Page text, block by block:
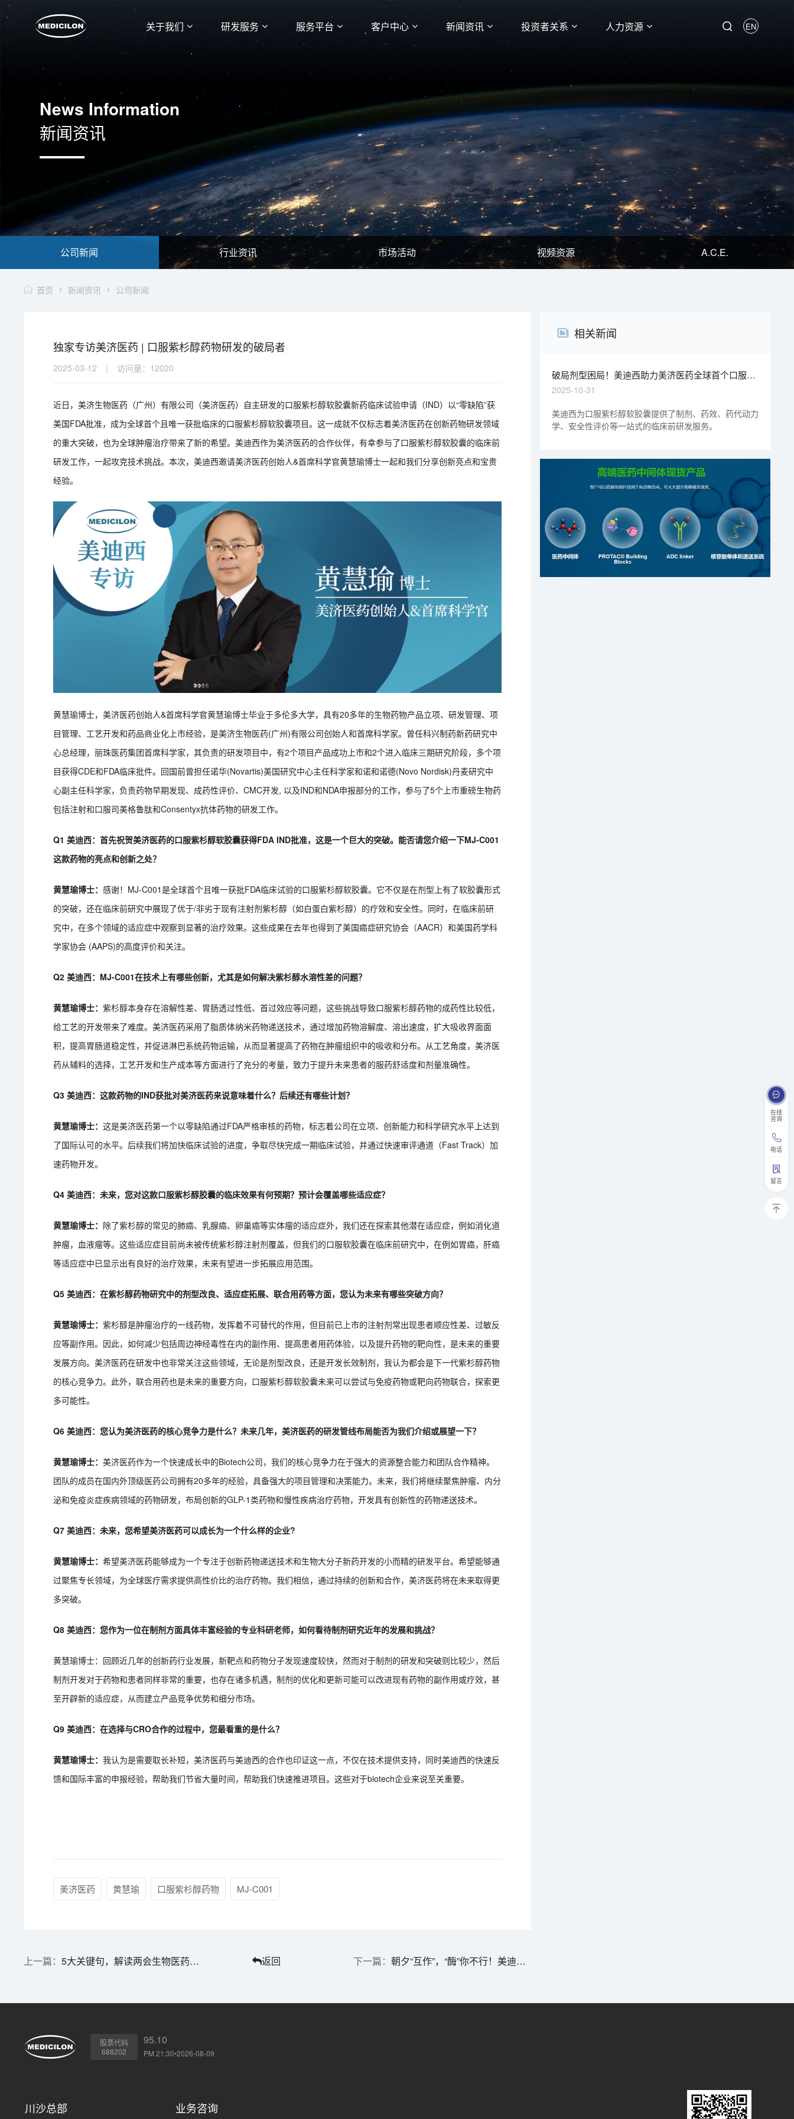
关于我们 研发服务 服务平台 客户中心 新闻资讯 投资者关系 人力资源 EN
在线
咨询
电话
留言
News Information
新闻资讯
公司新闻 行业资讯 市场活动 视频资源 A.C.E.
首页 新闻资讯 公司新闻
独家专访美济医药 | 口服紫杉醇药物研发的破局者
2025-03-12 | 访问量： 12020
近日，美济生物医药（广州）有限公司（美济医药）自主研发的口服紫杉醇软胶囊新药临床试验申请（IND）以“零缺陷”获
美国FDA批准，成为全球首个且唯一获批临床的口服紫杉醇软胶囊项目。这一成就不仅标志着美济医药在创新药物研发领域
的重大突破，也为全球肿瘤治疗带来了新的希望。美迪西作为美济医药的合作伙伴，有幸参与了口服紫杉醇软胶囊的临床前
研发工作，一起攻克技术挑战。本次，美迪西邀请美济医药创始人&首席科学官黄慧瑜博士一起和我们分享创新亮点和宝贵
经验。
黄慧瑜博士，美济医药创始人&首席科学官黄慧瑜博士毕业于多伦多大学，具有20多年的生物药物产品立项、研发管理、项
目管理、工艺开发和药品商业化上市经验，是美济生物医药(广州)有限公司创始人和首席科学家。曾任科兴制药新药研究中
心总经理，丽珠医药集团首席科学家，其负责的研发项目中，有2个项目产品成功上市和2个进入临床三期研究阶段，多个项
目获得CDE和FDA临床批件。回国前曾担任诺华(Novartis)美国研究中心主任科学家和诺和诺德(Novo Nordisk)丹麦研究中
心副主任科学家，负责药物早期发现、成药性评价、CMC开发, 以及IND和NDA申报部分的工作，参与了5个上市重磅生物药
包括注射和口服司美格鲁肽和Consentyx抗体药物的研发工作。
Q1 美迪西：首先祝贺美济医药的口服紫杉醇软胶囊获得FDA IND批准，这是一个巨大的突破。能否请您介绍一下MJ-C001
这款药物的亮点和创新之处？
黄慧瑜博士：感谢！MJ-C001是全球首个且唯一获批FDA临床试验的口服紫杉醇软胶囊。它不仅是在剂型上有了软胶囊形式
的突破，还在临床前研究中展现了优于/非劣于现有注射剂紫杉醇（如白蛋白紫杉醇）的疗效和安全性。同时，在临床前研
究中，在多个领域的适应症中观察到显著的治疗效果。这些成果在去年也得到了美国癌症研究协会（AACR）和美国药学科
学家协会 (AAPS)的高度评价和关注。
Q2 美迪西：MJ-C001在技术上有哪些创新，尤其是如何解决紫杉醇水溶性差的问题？
黄慧瑜博士：紫杉醇本身存在溶解性差、胃肠透过性低、首过效应等问题，这些挑战导致口服紫杉醇药物的成药性比较低，
给工艺的开发带来了难度。美济医药采用了脂质体纳米药物递送技术，通过增加药物溶解度、溶出速度，扩大吸收界面面
积，提高胃肠道稳定性，并促进淋巴系统药物运输，从而显著提高了药物在肿瘤组织中的吸收和分布。从工艺角度，美济医
药从辅料的选择，工艺开发和生产成本等方面进行了充分的考量，致力于提升未来患者的服药舒适度和剂量准确性。
Q3 美迪西：这款药物的IND获批对美济医药来说意味着什么？后续还有哪些计划？
黄慧瑜博士：这是美济医药第一个以零缺陷通过FDA严格审核的药物，标志着公司在立项、创新能力和科学研究水平上达到
了国际认可的水平。后续我们将加快临床试验的进度，争取尽快完成一期临床试验，并通过快速审评通道（Fast Track）加
速药物开发。
Q4 美迪西：未来，您对这款口服紫杉醇胶囊的临床效果有何预期？预计会覆盖哪些适应症？
黄慧瑜博士： 除了紫杉醇的常见的肺癌、乳腺癌、卵巢癌等实体瘤的适应症外，我们还在探索其他潜在适应症，例如消化道
肿瘤，血液瘤等。这些适应症目前尚未被传统紫杉醇注射剂覆盖，但我们的口服软胶囊在临床前研究中，在例如胃癌，肝癌
等适应症中已显示出有良好的治疗效果，未来有望进一步拓展应用范围。
Q5 美迪西：在紫杉醇药物研究中的剂型改良、适应症拓展、联合用药等方面，您认为未来有哪些突破方向？
黄慧瑜博士：紫杉醇是肿瘤治疗的一线药物，发挥着不可替代的作用，但目前已上市的注射剂常出现患者顺应性差、过敏反
应等副作用。因此，如何减少包括周边神经毒性在内的副作用、提高患者用药体验，以及提升药物的靶向性，是未来的重要
发展方向。美济医药在研发中也非常关注这些领域，无论是剂型改良，还是开发长效制剂，我认为都会是下一代紫杉醇药物
的核心竞争力。此外，联合用药也是未来的重要方向，口服紫杉醇软胶囊未来可以尝试与免疫药物或靶向药物联合，探索更
多可能性。
Q6 美迪西：您认为美济医药的核心竞争力是什么？未来几年，美济医药的研发管线布局能否为我们介绍或展望一下？
黄慧瑜博士：美济医药作为一个快速成长中的Biotech公司，我们的核心竞争力在于强大的资源整合能力和团队合作精神。
团队的成员在国内外顶级医药公司拥有20多年的经验，具备强大的项目管理和决策能力。未来，我们将继续聚焦肿瘤、内分
泌和免疫炎症疾病领域的药物研发，布局创新的GLP-1类药物和慢性疾病治疗药物，开发具有创新性的药物递送技术。
Q7 美迪西：未来，您希望美济医药可以成长为一个什么样的企业?
黄慧瑜博士：希望美济医药能够成为一个专注于创新药物递送技术和生物大分子新药开发的小而精的研发平台。希望能够通
过聚焦专长领域，为全球医疗需求提供高性价比的治疗药物。我们相信，通过持续的创新和合作，美济医药将在未来取得更
多突破。
Q8 美迪西：您作为一位在制剂方面具体丰富经验的专业科研老师，如何看待制剂研究近年的发展和挑战？
黄慧瑜博士：回顾近几年的创新药行业发展，新靶点和药物分子发现速度较快，然而对于制剂的研发和突破则比较少，然后
制剂开发对于药物和患者同样非常的重要，也存在诸多机遇，制剂的优化和更新可能可以改进现有药物的副作用或疗效，甚
至开辟新的适应症，从而建立产品竞争优势和细分市场。
Q9 美迪西：在选择与CRO合作的过程中，您最看重的是什么？
黄慧瑜博士：我认为是需要取长补短，美济医药与美迪西的合作也印证这一点，不仅在技术提供支持，同时美迪西的快速反
馈和国际丰富的申报经验，帮助我们节省大量时间，帮助我们快速推进项目。这些对于biotech企业来说至关重要。
美济医药 黄慧瑜 口服紫杉醇药物 MJ-C001
5大关键句，解读两会生物医药政策与美迪西实践路径 返回 朝夕“互作”，“酶”你不行！美迪西SPR检测、酶活性评价服务妇女节礼遇限时开启
相关新闻
破局剂型困局！美迪西助力美济医药全球首个口服紫
杉醇软胶囊中美双报双批
2025-10-31
美迪西为口服紫杉醇软胶囊提供了制剂、药效、药代动力
学、安全性评价等一站式的临床前研发服务。
股票代码
688202
95.10
PM 21:30•2026-08-09
川沙总部 业务咨询